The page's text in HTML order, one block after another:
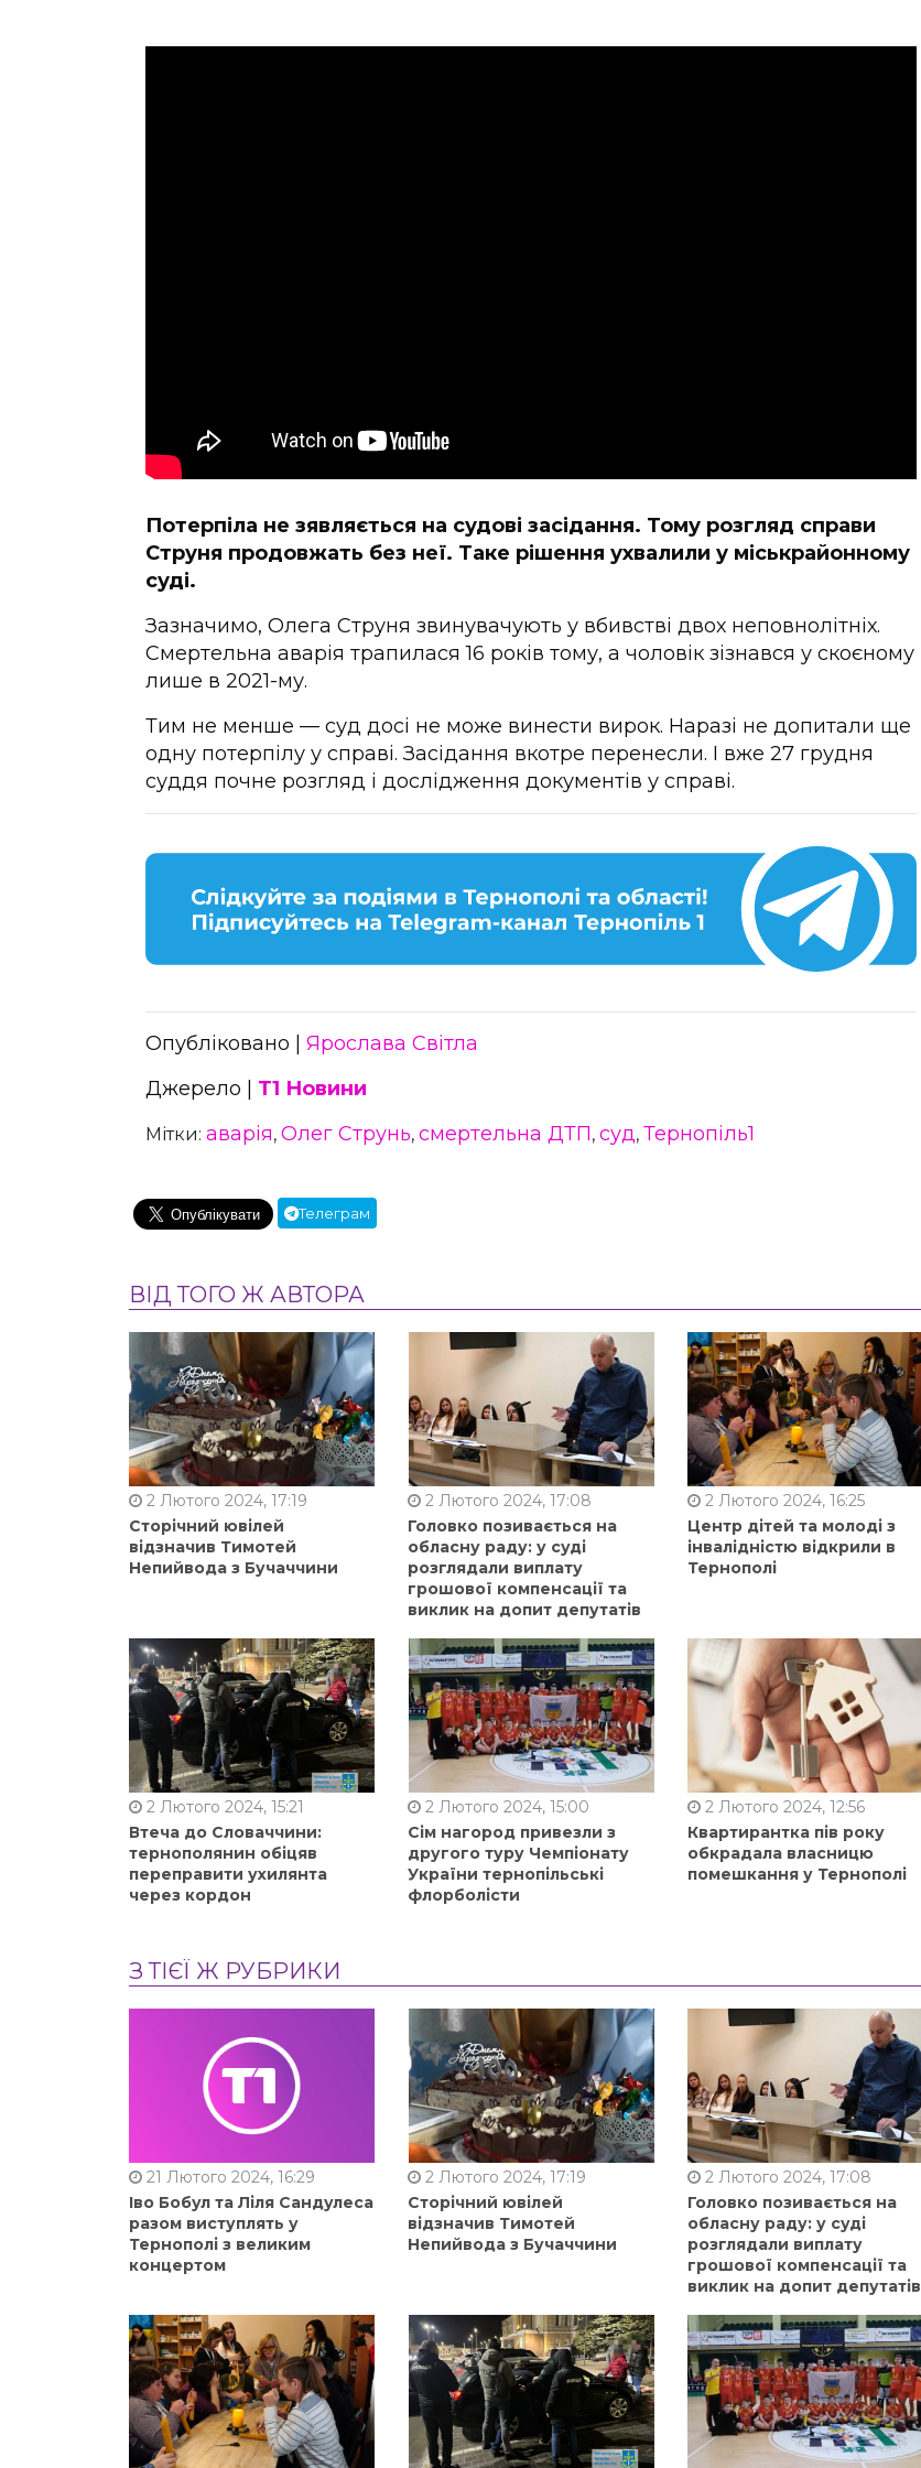
Потерпіла не зявляється на судові засідання. Тому розгляд справи
Струня продовжать без неї. Таке рішення ухвалили у міськрайонному
суді.
Зазначимо, Олега Струня звинувачують у вбивстві двох неповнолітніх.
Смертельна аварія трапилася 16 років тому, а чоловік зізнався у скоєному
лише в 2021-му.
Тим не менше — суд досі не може винести вирок. Наразі не допитали ще
одну потерпілу у справі. Засідання вкотре перенесли. І вже 27 грудня
суддя почне розгляд і дослідження документів у справі.
Опубліковано | Ярослава Світла
Джерело | Т1 Новини
Мітки: аварія, Олег Струнь, смертельна ДТП, суд, Тернопіль1
Телеграм
ВІД ТОГО Ж АВТОРА
2 Лютого 2024, 17:19
Сторічний ювілей
відзначив Тимотей
Непийвода з Бучаччини
2 Лютого 2024, 17:08
Головко позивається на
обласну раду: у суді
розглядали виплату
грошової компенсації та
виклик на допит депутатів
2 Лютого 2024, 16:25
Центр дітей та молоді з
інвалідністю відкрили в
Тернополі
2 Лютого 2024, 15:21
Втеча до Словаччини:
тернополянин обіцяв
переправити ухилянта
через кордон
2 Лютого 2024, 15:00
Сім нагород привезли з
другого туру Чемпіонату
України тернопільські
флорболісти
2 Лютого 2024, 12:56
Квартирантка пів року
обкрадала власницю
помешкання у Тернополі
З ТІЄЇ Ж РУБРИКИ
21 Лютого 2024, 16:29
Іво Бобул та Ліля Сандулеса
разом виступлять у
Тернополі з великим
концертом
2 Лютого 2024, 17:19
Сторічний ювілей
відзначив Тимотей
Непийвода з Бучаччини
2 Лютого 2024, 17:08
Головко позивається на
обласну раду: у суді
розглядали виплату
грошової компенсації та
виклик на допит депутатів